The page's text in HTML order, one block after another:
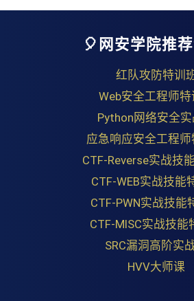
🎈网安学院推
红队攻防特训
Web安全工程师特
Python网络安全
应急响应安全工程师
CTF-Reverse实战技
CTF-WEB实战技能
CTF-PWN实战技能
CTF-MISC实战技能
SRC漏洞高阶实
HVV大师课